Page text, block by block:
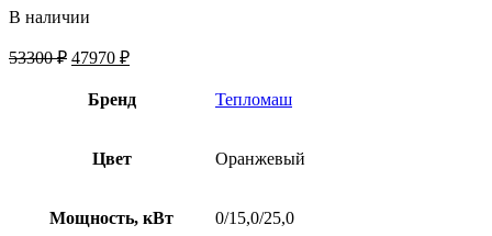
В наличии
53300₽ 47970 ₽
Бренд Тепломаш
Цвет Оранжевый
Мощность, кВт 0/15,0/25,0